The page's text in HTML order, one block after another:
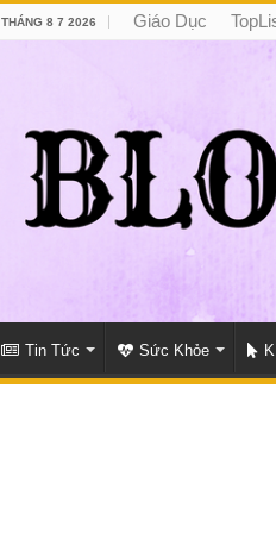
8 7 2026 Giáo Dục
Tin Tức Sức Khỏe